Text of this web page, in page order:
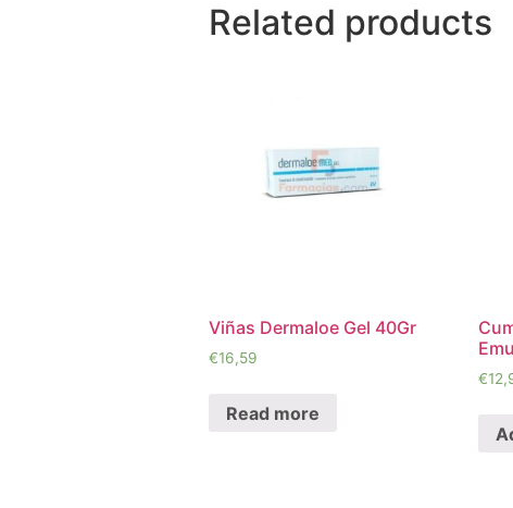
Related products
Viñas Dermaloe Gel 40Gr
€16,59
Read more
€